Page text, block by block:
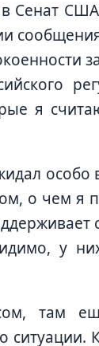
Сенат
я
особо
о чем я
у
там